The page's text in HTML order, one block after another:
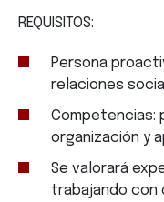
REQUISITOS:
Persona
relaciones
Competencias:
organización y
Se valorará
trabajando con